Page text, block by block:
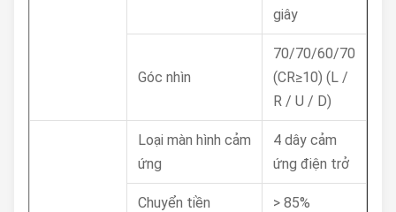
giây
Góc nhìn
70/70/60/70
(CR≥10) (L /
R / U / D)
Loại màn hình cảm
ứng
4 dây cảm
ứng điện trở
Chuyển tiền > 85%